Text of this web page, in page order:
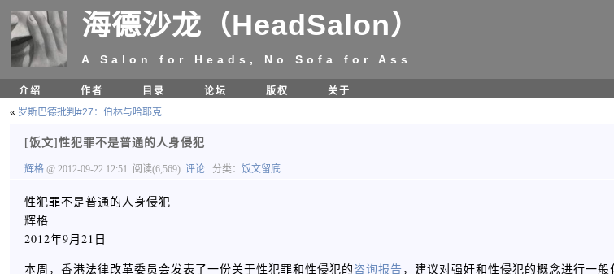
海德沙龙（HeadSalon）
A Salon for Heads, No Sofa for Ass
介绍
作者 目录 论坛 版权 关于
« 罗斯巴德批判#27：伯林与哈耶克
[饭文]性犯罪不是普通的人身侵犯
辉格 @ 2012-09-22 12:51 阅读(6,569) 评论 分类： 饭文留底
性犯罪不是普通的人身侵犯
辉格
2012年9月21日
本周，香港法律改革委员会发表了一份关于性犯罪和性侵犯的咨询报告，建议对强奸和性侵犯的概念进行一